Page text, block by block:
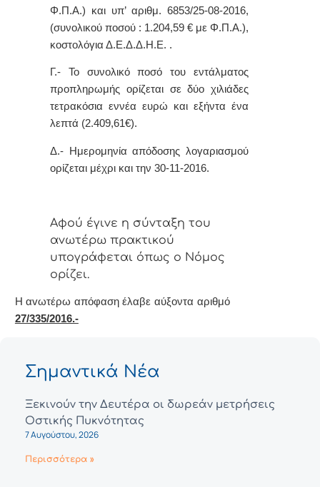
Φ.Π.Α.) και υπ’ αριθμ. 6853/25-08-2016,
(συνολικού ποσού : 1.204,59 € με Φ.Π.Α.),
κοστολόγια Δ.Ε.Δ.Δ.Η.Ε. .
Γ.- Το συνολικό ποσό του εντάλματος
προπληρωμής ορίζεται σε δύο χιλιάδες
τετρακόσια εννέα ευρώ και εξήντα ένα
λεπτά (2.409,61€).
Δ.- Ημερομηνία απόδοσης λογαριασμού
ορίζεται μέχρι και την 30-11-2016.
Αφoύ έγιvε η σύvταξη τoυ
αvωτέρω πρακτικoύ
υπoγράφεται όπως o Νόμoς
oρίζει.
Η αvωτέρω απόφαση έλαβε αύξοντα αριθμό
27/335/2016.-
Σημαντικά Νέα
Ξεκινούν την Δευτέρα οι δωρεάν μετρήσεις
Οστικής Πυκνότητας
7 Αυγούστου, 2026
Περισσότερα »